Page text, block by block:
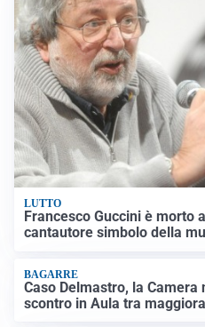
LUTTO
Francesco Guccini è morto
cantautore simbolo della
BAGARRE
Caso Delmastro, la Camera
scontro in Aula tra